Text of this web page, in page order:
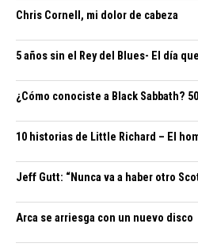
Chris Cornell, mi dolor de cabeza
5 años sin el Rey del Blues- El día
¿Cómo conociste a Black Sabbath?
10 historias de Little Richard – El
Jeff Gutt: “Nunca va a haber otro
Arca se arriesga con un nuevo disco